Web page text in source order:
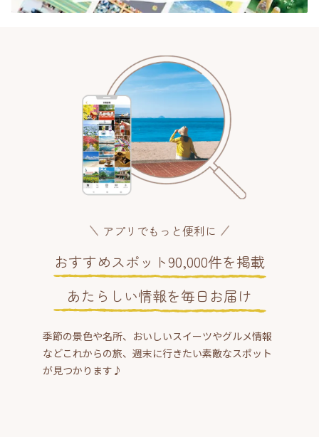
アプリでもっと便利に
おすすめスポット90,000件を掲載
あたらしい情報を毎日お届け
季節の景色や名所、おいしいスイーツやグルメ情報
などこれからの旅、週末に行きたい素敵なスポット
が見つかります♪